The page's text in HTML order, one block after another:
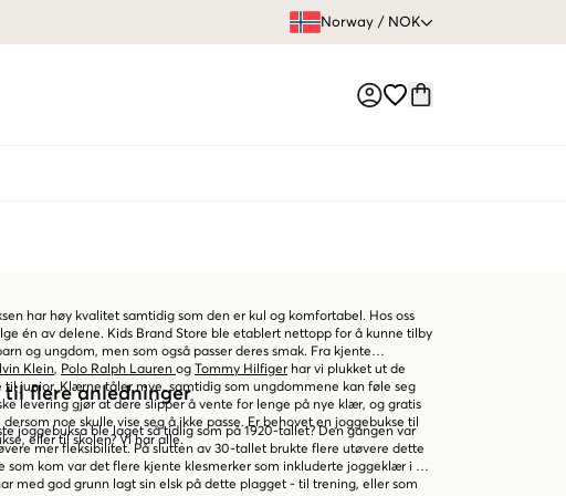
Norway / NOK
har høy kvalitet samtidig som den er kul og komfortabel. Hos oss
én av delene. Kids Brand Store ble etablert nettopp for å kunne tilby
og ungdom, men som også passer deres smak. Fra kjente
Klein, Polo Ralph Lauren og Tommy Hilfiger har vi plukket ut de
til junior. Klærne tåler mye, samtidig som ungdommene kan føle seg
levering gjør at dere slipper å vente for lenge på nye klær, og gratis
noe skulle vise seg å ikke passe. Er behovet en joggebukse til
eller til skolen? Vi har alle.
til flere anledninger
joggebuksa ble laget så tidlig som på 1920-tallet? Den gangen var
mer fleksibilitet. På slutten av 30-tallet brukte flere utøvere dette
som kom var det flere kjente klesmerker som inkluderte joggeklær i sin
med god grunn lagt sin elsk på dette plagget - til trening, eller som